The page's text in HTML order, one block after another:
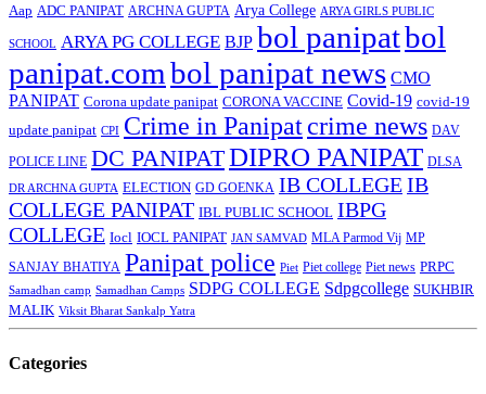
Aap ADC PANIPAT ARCHNA GUPTA Arya College ARYA GIRLS PUBLIC
SCHOOL ARYA PG COLLEGE BJP bol panipatbol
panipat.combol panipat news CMO
PANIPAT Corona update panipat CORONA VACCINE Covid-19 covid-19
update panipat CPI Crime in Panipatcrime news DAV
POLICE LINE DC PANIPATDIPRO PANIPAT DLSA
DR ARCHNA GUPTA ELECTION GD GOENKA IB COLLEGEIB
COLLEGE PANIPAT IBL PUBLIC SCHOOL IBPG
COLLEGE Iocl IOCL PANIPAT JAN SAMVAD MLA Parmod Vij MP
SANJAY BHATIYA Panipat police Piet Piet college Piet news PRPC
Samadhan camp Samadhan Camps SDPG COLLEGE Sdpgcollege SUKHBIR
MALIK Viksit Bharat Sankalp Yatra
Categories